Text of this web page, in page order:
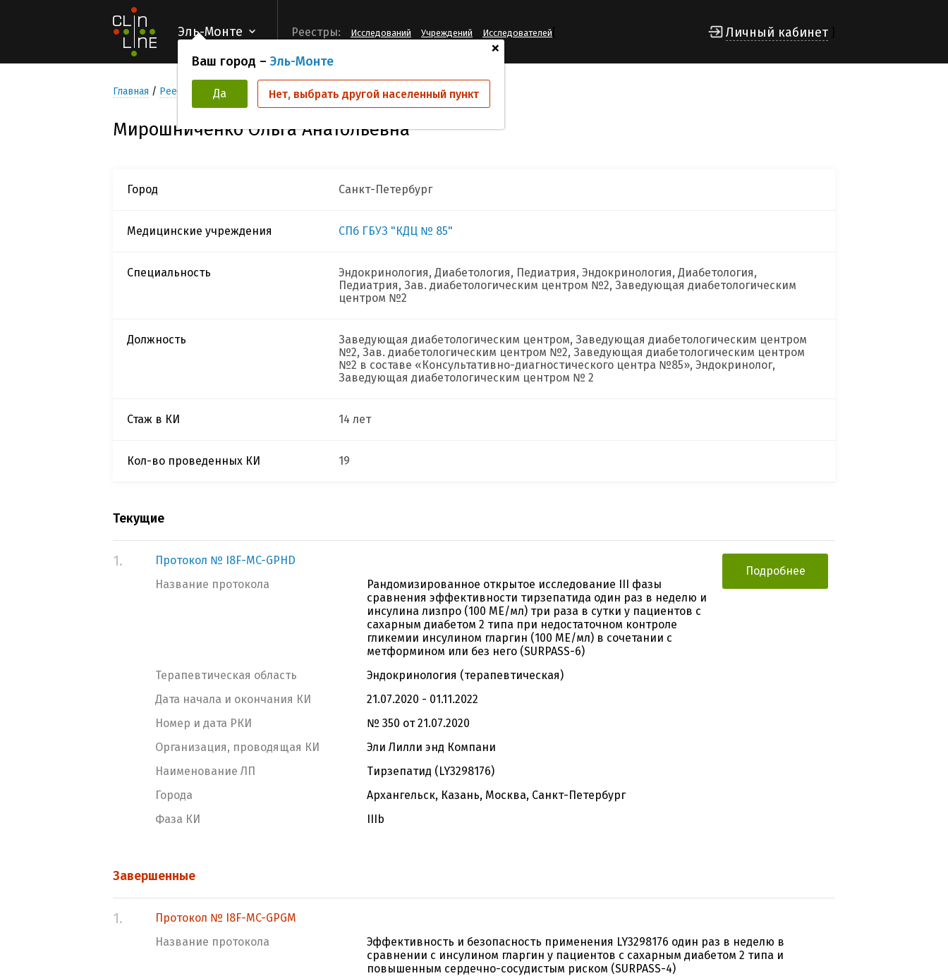
Эль-Монте
+
Ваш город – Эль-Монте
Да Нет, выбрать другой населенный пункт
Реестры: Исследований Учреждений Исследователей Личный кабинет
Главная Реестр Исследователей Мирошниченко Ольга Анатольевна
Мирошниченко Ольга Анатольевна
Город Санкт-Петербург
Медицинские учреждения СПб ГБУЗ "КДЦ № 85"
Специальность
Эндокринология, Диабетология, Педиатрия, Эндокринология, Диабетология,
Педиатрия, Зав. диабетологическим центром №2, Заведующая диабетологическим
центром №2
Должность
Заведующая диабетологическим центром, Заведующая диабетологическим центром
№2, Зав. диабетологическим центром №2, Заведующая диабетологическим центром
№2 в составе «Консультативно-диагностического центра №85», Эндокринолог,
Заведующая диабетологическим центром № 2
Стаж в КИ 14 лет
Кол-во проведенных КИ 19
Текущие
1.
Протокол № I8F-MC-GPHD
Название протокола
Рандомизированное открытое исследование III фазы
сравнения эффективности тирзепатида один раз в неделю и
инсулина лизпро (100 МЕ/мл) три раза в сутки у пациентов с
сахарным диабетом 2 типа при недостаточном контроле
гликемии инсулином гларгин (100 МЕ/мл) в сочетании с
метформином или без него (SURPASS-6)
Терапевтическая область
Эндокринология (терапевтическая)
Дата начала и окончания КИ
21.07.2020 - 01.11.2022
Номер и дата РКИ
№ 350 от 21.07.2020
Организация, проводящая КИ
Эли Лилли энд Компани
Наименование ЛП
Тирзепатид (LY3298176)
Города
Архангельск, Казань, Москва, Санкт-Петербург
Фаза КИ
IIIb
Подробнее
Завершенные
1.
Протокол № I8F-MC-GPGM
Название протокола
Эффективность и безопасность применения LY3298176 один раз в неделю в
сравнении c инсулином гларгин у пациентов с сахарным диабетом 2 типа и
повышенным сердечно-сосудистым риском (SURPASS-4)